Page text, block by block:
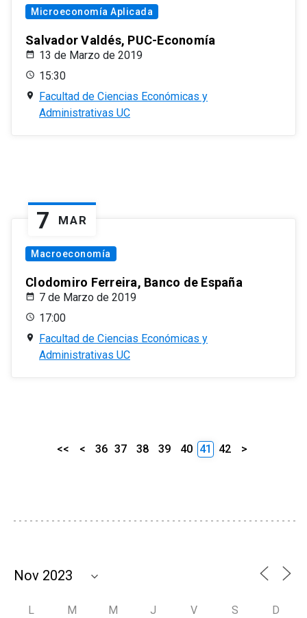
Microeconomía Aplicada
Salvador Valdés, PUC-Economía
13 de Marzo de 2019
15:30
Facultad de Ciencias Económicas y
Administrativas UC
7 MAR
Macroeconomía
Clodomiro Ferreira, Banco de España
7 de Marzo de 2019
17:00
Facultad de Ciencias Económicas y
Administrativas UC
<< < 36 37 38 39 40 41 42 >
L M M J V S D